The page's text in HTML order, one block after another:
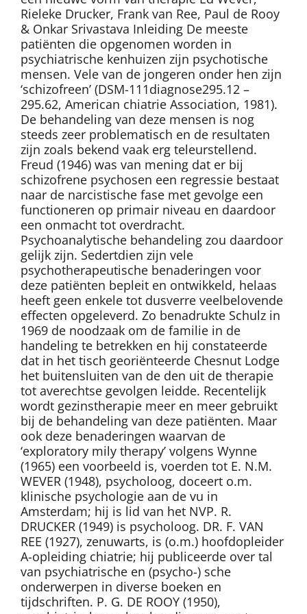
Rieleke Drucker, Frank van Ree, Paul de Rooy
& Onkar Srivastava Inleiding De meeste
patiënten die opgenomen worden in
psychiatrische kenhuizen zijn psychotische
mensen. Vele van de jongeren onder hen zijn
‘schizofreen’ (DSM-111diagnose295.12 –
295.62, American chiatrie Association, 1981).
De behandeling van deze mensen is nog
steeds zeer problematisch en de resultaten
zijn zoals bekend vaak erg teleurstellend.
Freud (1946) was van mening dat er bij
schizofrene psychosen een regressie bestaat
naar de narcistische fase met gevolge een
functioneren op primair niveau en daardoor
een onmacht tot overdracht.
Psychoanalytische behandeling zou daardoor
gelijk zijn. Sedertdien zijn vele
psychotherapeutische benaderingen voor
deze patiënten bepleit en ontwikkeld, helaas
heeft geen enkele tot dusverre veelbelovende
effecten opgeleverd. Zo benadrukte Schulz in
1969 de noodzaak om de familie in de
handeling te betrekken en hij constateerde
dat in het tisch georiënteerde Chesnut Lodge
het buitensluiten van de den uit de therapie
tot averechtse gevolgen leidde. Recentelijk
wordt gezinstherapie meer en meer gebruikt
bij de behandeling van deze patiënten. Maar
ook deze benaderingen waarvan de
‘exploratory mily therapy’ volgens Wynne
(1965) een voorbeeld is, voerden tot E. N.M.
WEVER (1948), psycholoog, doceert o.m.
klinische psychologie aan de vu in
Amsterdam; hij is lid van het NVP. R.
DRUCKER (1949) is psycholoog. DR. F. VAN
REE (1927), zenuwarts, is (o.m.) hoofdopleider
A-opleiding chiatrie; hij publiceerde over tal
van psychiatrische en (psycho-) sche
onderwerpen in diverse boeken en
tijdschriften. P. G. DE ROOY (1950),